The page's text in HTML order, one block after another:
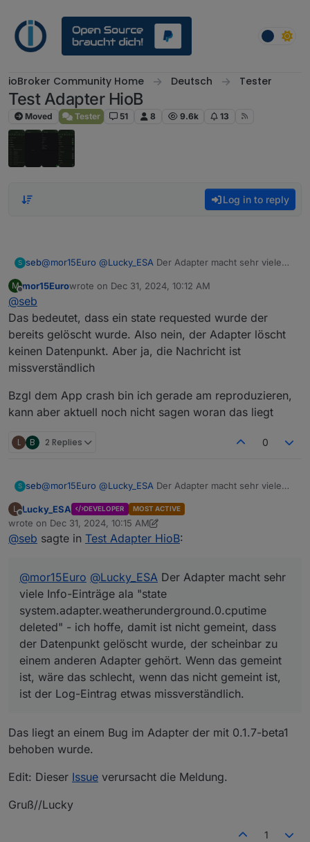
ioBroker Community Home Deutsch Tester
Test Adapter HioB
Moved Tester 51 8 9.6k 13
Log in to reply
S seb@mor15Euro @Lucky_ESA Der Adapter macht sehr viele
system.adapter.weatherunderground.0.cputime deleted" -
gelöscht wurde, der scheinbar zu einem anderen Adapter
gehört. Wenn das gemeint ist, wäre das schlecht, wenn
das nicht gemeint ist, ist der Log-Eintrag etwas
missverständlich.
M
Offline
mor15Eurowrote on Dec 31, 2024, 10:12 AM
last edited by
@seb
Das bedeutet, dass ein state requested wurde der
bereits gelöscht wurde. Also nein, der Adapter löscht
keinen Datenpunkt. Aber ja, die Nachricht ist
missverständlich
Bzgl dem App crash bin ich gerade am reproduzieren,
kann aber aktuell noch nicht sagen woran das liegt
L B 2 Replies 0
S seb@mor15Euro @Lucky_ESA Der Adapter macht sehr viele
system.adapter.weatherunderground.0.cputime deleted" -
ich hoffe, damit ist nicht gemeint, dass der Datenpunkt
gelöscht wurde, der scheinbar zu einem anderen Adapter
missverständlich.
L
Offline
Lucky_ESA DEVELOPER MOST ACTIVE
wrote on Dec 31, 2024, 10:15 AM
last edited by Lucky_ESADec 31, 2024, 11:41 AM
@seb sagte in Test Adapter HioB:
@mor15Euro @Lucky_ESA Der Adapter macht sehr
viele Info-Einträge ala "state
system.adapter.weatherunderground.0.cputime
deleted" - ich hoffe, damit ist nicht gemeint, dass
der Datenpunkt gelöscht wurde, der scheinbar zu
einem anderen Adapter gehört. Wenn das gemeint
ist, wäre das schlecht, wenn das nicht gemeint ist,
ist der Log-Eintrag etwas missverständlich.
Das liegt an einem Bug im Adapter der mit 0.1.7-beta1
behoben wurde.
Edit: Dieser Issue verursacht die Meldung.
Gruß//Lucky
1